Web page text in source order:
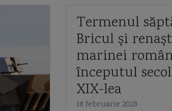
Termenul
Bricul și
marinei
începutul
XIX-lea
18 februarie 2023